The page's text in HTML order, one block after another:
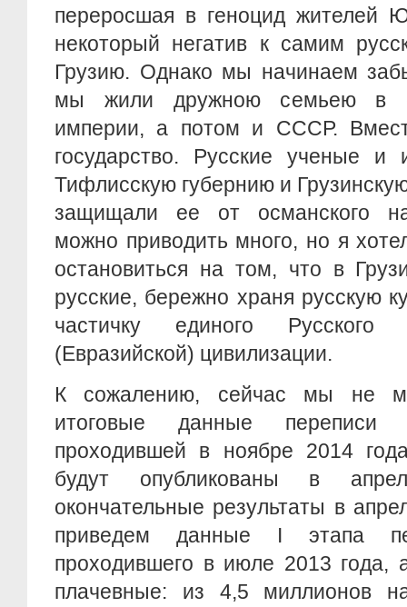
переросшая в геноцид жителей
некоторый негатив к самим
Грузию. Однако мы начинаем
мы жили дружною семьею в
империи, а потом и СССР.
государство. Русские ученые и
Тифлисскую губернию и
защищали ее от османского
можно приводить много, но я
остановиться на том, что в
русские, бережно храня русскую
частичку единого
(Евразийской) цивилизации.
К сожалению, сейчас мы не
итоговые данные переписи
проходившей в ноябре 2014
будут опубликованы в
окончательные результаты в
приведем данные I этапа
проходившего в июле 2013 года,
плачевные: из 4,5 миллионов